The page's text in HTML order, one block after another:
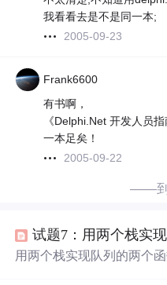
我看看去是不是同一本;
2005-09-23
Frank6600
有书啊，
《Delphi.Net 开发人员指
一本足矣！
2005-09-22
——
试题7：用两个栈实
用两个栈实现队列的两个函